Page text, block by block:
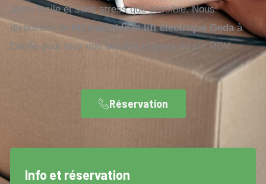
aussi facile et sans stress que possible. Nous
disposons de
lift tractableetlift électrique Gedaà
Denée pour tous vos besoins urgents ou sur RDV.
Réservation
Info et réservation